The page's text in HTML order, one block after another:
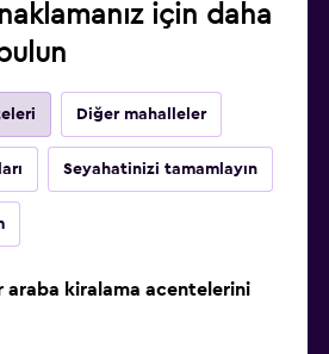
için daha
Diğer mahalleler
Seyahatinizi tamamlayın
araba kiralama acentelerini